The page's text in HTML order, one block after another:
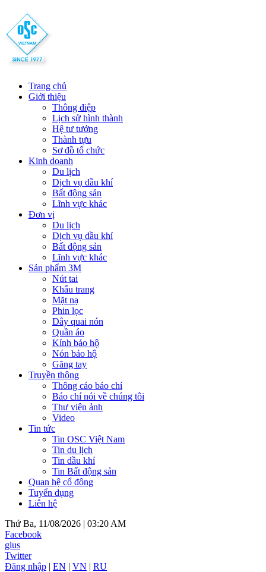
Trang chủ
Giới thiệu
Thông điệp
Lịch sử hình thành
Hệ tư tưởng
Thành tựu
Sơ đồ tổ chức
Kinh doanh
Du lịch
Dịch vụ dầu khí
Bất động sản
Lĩnh vực khác
Đơn vị
Du lịch
Dịch vụ dầu khí
Bất động sản
Lĩnh vực khác
Sản phẩm 3M
Nút tai
Khẩu trang
Mặt nạ
Phin lọc
Dây quai nón
Quần áo
Kính bảo hộ
Nón bảo hộ
Găng tay
Truyền thông
Thông cáo báo chí
Báo chí nói về chúng tôi
Thư viện ảnh
Video
Tin tức
Tin OSC Việt Nam
Tin du lịch
Tin dầu khí
Tin Bất động sản
Quan hệ cổ đông
Tuyển dụng
Liên hệ
Thứ Ba, 11/08/2026 | 03:20 AM
Facebook
glus
Twitter
Đăng nhập | EN | VN | RU